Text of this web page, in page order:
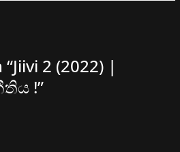
Jiivi 2 (2022) |
!”